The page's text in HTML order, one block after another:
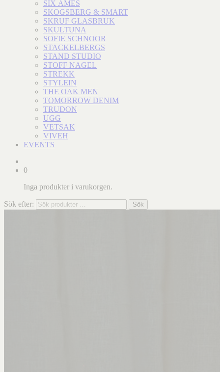
SIX ÁMES
SKOGSBERG & SMART
SKRUF GLASBRUK
SKULTUNA
SOFIE SCHNOOR
STACKELBERGS
STAND STUDIO
STOFF NAGEL
STREKK
STYLEIN
THE OAK MEN
TOMORROW DENIM
TRUDON
UGG
VETSAK
VIVEH
EVENTS
0
Inga produkter i varukorgen.
Sök efter: Sök